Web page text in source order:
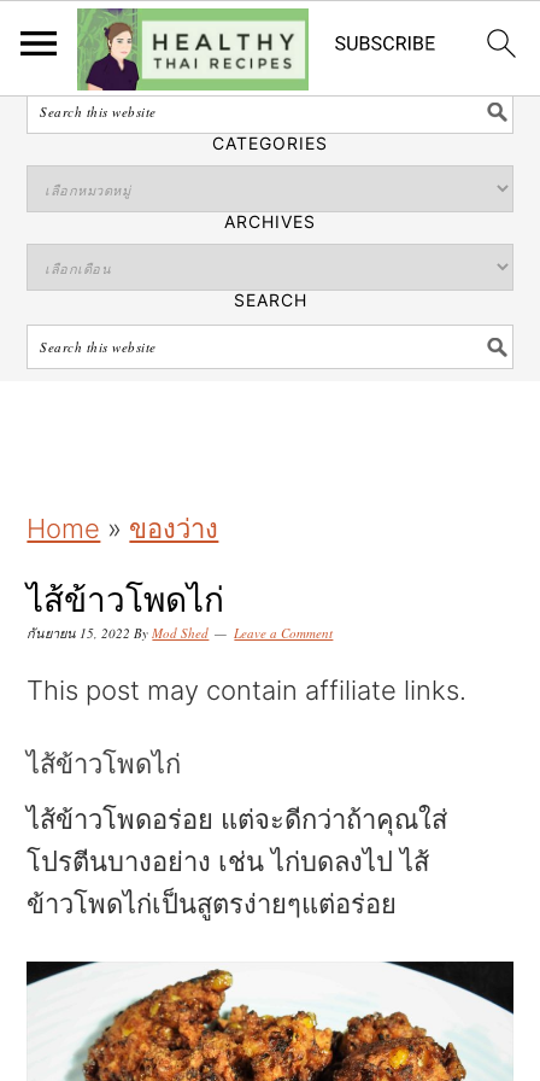
ไทย
SEARCH
CATEGORIES
ARCHIVES
SEARCH
k
i
p
o
p
i
m
a
r
k
i
p
o
m
i
n
c
o
k
i
p
o
p
i
m
a
r
Home » ของว่าง
ไส้ข้าวโพดไก่
กันยายน 15, 2022 ByMod Shed Leave a Comment
This post may contain affiliate links.
ไส้ข้าวโพดไก่
ไส้ข้าวโพดอร่อย แต่จะดีกว่าถ้าคุณใส่
โปรตีนบางอย่าง เช่น ไก่บดลงไป ไส้
ข้าวโพดไก่เป็นสูตรง่ายๆแต่อร่อย